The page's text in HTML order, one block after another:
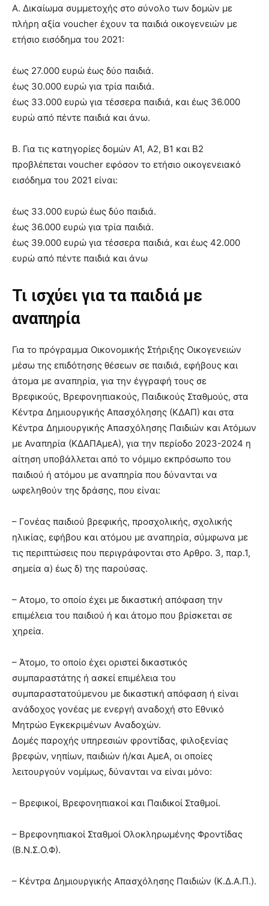
Α. Δικαίωμα συμμετοχής στο σύνολο των δομών με
πλήρη αξία voucher έχουν τα παιδιά οικογενειών με
ετήσιο εισόδημα του 2021:
έως 27.000 ευρώ έως δύο παιδιά.
έως 30.000 ευρώ για τρία παιδιά.
έως 33.000 ευρώ για τέσσερα παιδιά, και έως 36.000
ευρώ από πέντε παιδιά και άνω.
Β. Για τις κατηγορίες δομών Α1, Α2, Β1 και Β2
προβλέπεται voucher εφόσον το ετήσιο οικογενειακό
εισόδημα του 2021 είναι:
έως 33.000 ευρώ έως δύο παιδιά.
έως 36.000 ευρώ για τρία παιδιά.
έως 39.000 ευρώ για τέσσερα παιδιά, και έως 42.000
ευρώ από πέντε παιδιά και άνω
Τι ισχύει για τα παιδιά με
αναπηρία
Για το πρόγραμμα Οικονομικής Στήριξης Οικογενειών
μέσω της επιδότησης θέσεων σε παιδιά, εφήβους και
άτομα με αναπηρία, για την έγγραφή τους σε
Βρεφικούς, Βρεφονηπιακούς, Παιδικούς Σταθμούς, στα
Κέντρα Δημιουργικής Απασχόλησης (ΚΔΑΠ) και στα
Κέντρα Δημιουργικής Απασχόλησης Παιδιών και Ατόμων
με Αναπηρία (ΚΔΑΠΑμεΑ), για την περίοδο 2023-2024 η
αίτηση υποβάλλεται από το νόμιμο εκπρόσωπο του
παιδιού ή ατόμου με αναπηρία που δύνανται να
ωφεληθούν της δράσης, που είναι:
– Γονέας παιδιού βρεφικής, προσχολικής, σχολικής
ηλικίας, εφήβου και ατόμου με αναπηρία, σύμφωνα με
τις περιπτώσεις που περιγράφονται στο Αρθρο. 3, παρ.1,
σημεία α) έως δ) της παρούσας.
– Ατομο, το οποίο έχει με δικαστική απόφαση την
επιμέλεια του παιδιού ή και άτομο που βρίσκεται σε
χηρεία.
– Άτομο, το οποίο έχει οριστεί δικαστικός
συμπαραστάτης ή ασκεί επιμέλεια του
συμπαραστατούμενου με δικαστική απόφαση ή είναι
ανάδοχος γονέας με ενεργή αναδοχή στο Εθνικό
Μητρώο Εγκεκριμένων Αναδοχών.
Δομές παροχής υπηρεσιών φροντίδας, φιλοξενίας
βρεφών, νηπίων, παιδιών ή/και ΑμεΑ, οι οποίες
λειτουργούν νομίμως, δύνανται να είναι μόνο:
– Βρεφικοί, Βρεφονηπιακοί και Παιδικοί Σταθμοί.
– Βρεφονηπιακοί Σταθμοί Ολοκληρωμένης Φροντίδας
(Β.Ν.Σ.Ο.Φ).
– Κέντρα Δημιουργικής Απασχόλησης Παιδιών (Κ.Δ.Α.Π.).